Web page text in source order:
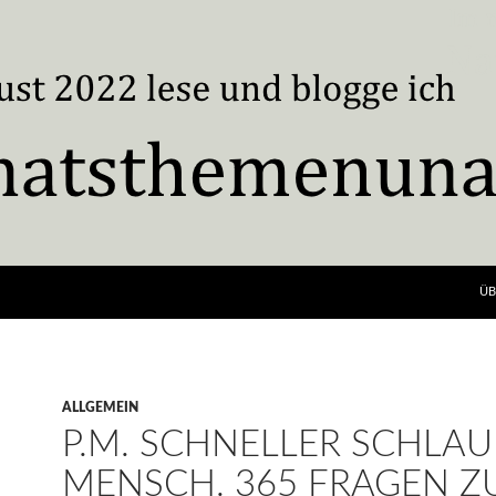
ALLGEMEIN
P.M. SCHNELLER SCHLAU
MENSCH. 365 FRAGEN